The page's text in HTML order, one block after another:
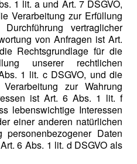
1 lit. a und Art. 7 DSGVO,
Verarbeitung zur Erfüllung
vertraglicher
von Anfragen ist Art.
Rechtsgrundlage für die
unserer rechtlichen
1 lit. c DSGVO, und die
zur Wahrung
ist Art. 6 Abs. 1 lit. f
lebenswichtige Interessen
einer anderen natürlichen
Daten
6 Abs. 1 lit. d DSGVO als